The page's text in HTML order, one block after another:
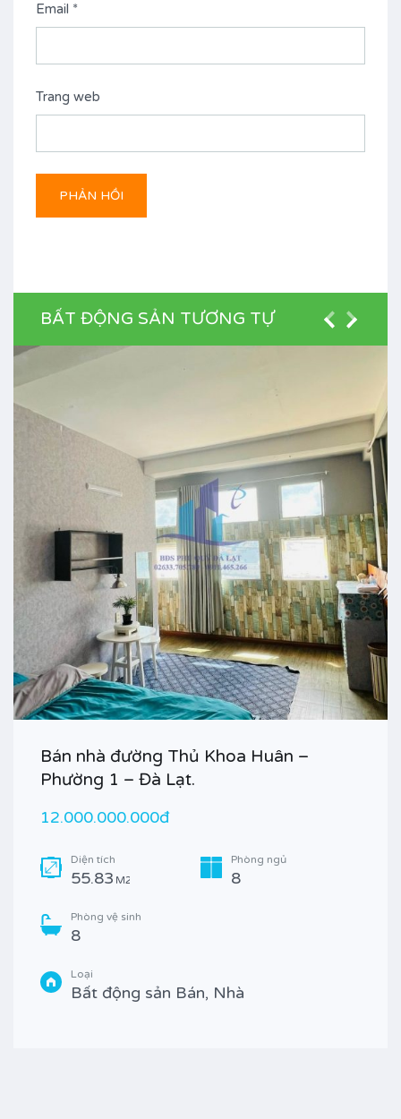
Email *
Trang web
BẤT ĐỘNG SẢN TƯƠNG TỰ
Bán nhà đường Thủ Khoa Huân –
Phường 1 – Đà Lạt.
12.000.000.000đ
Diện tích
55.83 M2
Phòng ngủ
8
Phòng vệ sinh
8
Loại
Bất động sản Bán, Nhà